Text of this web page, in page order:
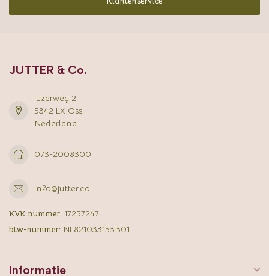
JUTTER & Co.
IJzerweg 2
5342 LX Oss
Nederland
073-2008300
info@jutter.co
KVK nummer: 17257247
btw-nummer: NL821033153B01
Informatie